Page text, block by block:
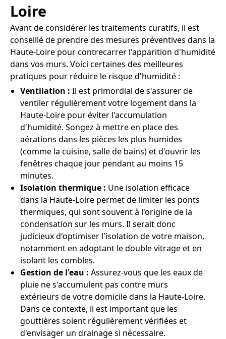
Loire
Avant de considérer les traitements curatifs, il est
conseillé de prendre des mesures préventives dans la
Haute-Loire pour contrecarrer l'apparition d'humidité
dans vos murs. Voici certaines des meilleures
pratiques pour réduire le risque d'humidité :
Ventilation : Il est primordial de s'assurer de
ventiler régulièrement votre logement dans la
Haute-Loire pour éviter l'accumulation
d'humidité. Songez à mettre en place des
aérations dans les pièces les plus humides
(comme la cuisine, salle de bains) et d'ouvrir les
fenêtres chaque jour pendant au moins 15
minutes.
Isolation thermique : Une isolation efficace
dans la Haute-Loire permet de limiter les ponts
thermiques, qui sont souvent à l'origine de la
condensation sur les murs. Il serait donc
judicieux d'optimiser l'isolation de votre maison,
notamment en adoptant le double vitrage et en
isolant les combles.
Gestion de l'eau : Assurez-vous que les eaux de
pluie ne s'accumulent pas contre murs
extérieurs de votre domicile dans la Haute-Loire.
Dans ce contexte, il est important que les
gouttières soient régulièrement vérifiées et
d'envisager un drainage si nécessaire.